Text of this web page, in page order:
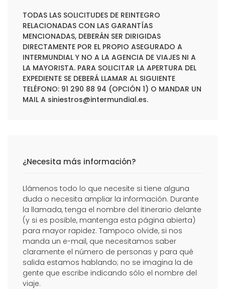
TODAS LAS SOLICITUDES DE REINTEGRO
RELACIONADAS CON LAS GARANTÍAS
MENCIONADAS, DEBERÁN SER DIRIGIDAS
DIRECTAMENTE POR EL PROPIO ASEGURADO A
INTERMUNDIAL Y NO A LA AGENCIA DE VIAJES NI A
LA MAYORISTA. PARA SOLICITAR LA APERTURA DEL
EXPEDIENTE SE DEBERÁ LLAMAR AL SIGUIENTE
TELÉFONO: 91 290 88 94 (OPCIÓN 1) O MANDAR UN
MAIL A siniestros@intermundial.es.
¿Necesita más información?
Llámenos todo lo que necesite si tiene alguna
duda o necesita ampliar la información. Durante
la llamada, tenga el nombre del itinerario delante
(y si es posible, mantenga esta página abierta)
para mayor rapidez. Tampoco olvide, si nos
manda un e-mail, que necesitamos saber
claramente el número de personas y para qué
salida estamos hablando; no se imagina la de
gente que escribe indicando sólo el nombre del
viaje.